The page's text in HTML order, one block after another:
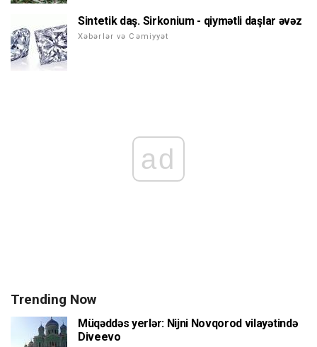
Sintetik daş. Sirkonium - qiymətli daşlar əvəz
Xəbərlər və Cəmiyyət
ad
Trending Now
Müqəddəs yerlər: Nijni Novqorod vilayətində
Diveevo